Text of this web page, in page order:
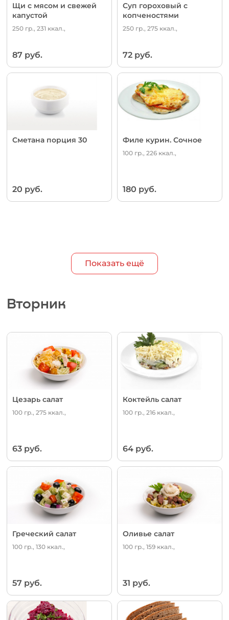
Щи с мясом и свежей
капустой
250 гр., 231 ккал.,
87 руб.
Суп гороховый с
копченостями
250 гр., 275 ккал.,
72 руб.
Сметана порция 30
20 руб.
Филе курин. Сочное
100 гр., 226 ккал.,
180 руб.
Показать ещё
Вторник
Цезарь салат
100 гр., 275 ккал.,
63 руб.
Коктейль салат
100 гр., 216 ккал.,
64 руб.
Греческий салат
100 гр., 130 ккал.,
57 руб.
Оливье салат
100 гр., 159 ккал.,
31 руб.